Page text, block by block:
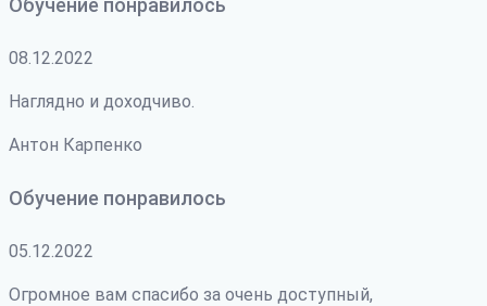
Обучение понравилось
08.12.2022
Наглядно и доходчиво.
Антон Карпенко
Обучение понравилось
05.12.2022
Огромное вам спасибо за очень доступный,